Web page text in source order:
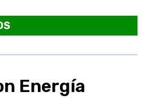
Energía